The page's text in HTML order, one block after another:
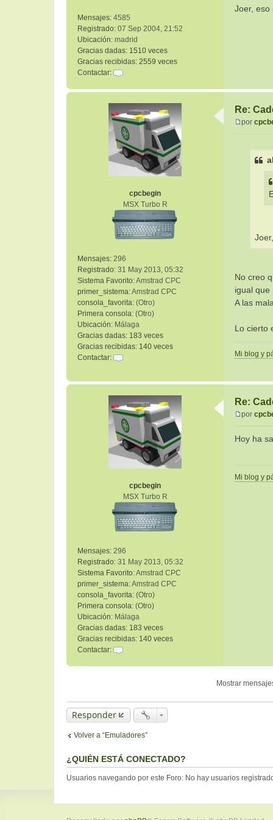
Mensajes: 4585
Registrado: 07 Sep 2004, 21:52
Ubicación: madrid
Gracias dadas: 1510 veces
Gracias recibidas: 2559 veces
Contactar:
o
n
t
a
c
t
a
t
Joer, eso
cpcbegin
MSX Turbo R
Mensajes: 296
Registrado: 31 May 2013, 05:32
Sistema Favorito:Amstrad CPC
primer_sistema:Amstrad CPC
consola_favorita: (Otro)
Primera consola: (Otro)
Ubicación: Málaga
Gracias dadas: 183 veces
Gracias recibidas: 140 veces
Contactar:
a
c
t
a
r
b
e
g
i
Re:
por
No creo
igual que
A las
Lo cierto
Mi blog y
cpcbegin
MSX Turbo R
Mensajes: 296
Registrado: 31 May 2013, 05:32
Sistema Favorito:Amstrad CPC
primer_sistema:Amstrad CPC
consola_favorita: (Otro)
Primera consola: (Otro)
Ubicación: Málaga
Gracias dadas: 183 veces
Gracias recibidas: 140 veces
Contactar:
a
c
t
a
c
p
c
e
Re:
n
a
j
por
Hoy ha
Mi blog y
Mostrar
Responder
Volver a “Emuladores”
¿QUIÉN ESTÁ CONECTADO?
Usuarios navegando por este Foro: No hay usuarios